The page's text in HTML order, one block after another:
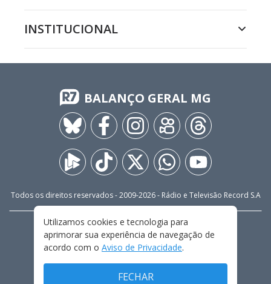
INSTITUCIONAL
BALANÇO GERAL MG
Todos os direitos reservados - 2009-2026- Rádio e Televisão Record S.A
FALE CONOSCO
PRIVACIDADE
TERMOS E CONDIÇÕES DE USO
Utilizamos cookies e tecnologia para
aprimorar sua experiência de navegação de
acordo com o Aviso de Privacidade.
FECHAR